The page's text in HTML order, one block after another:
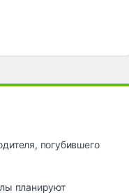
погубившего
планируют